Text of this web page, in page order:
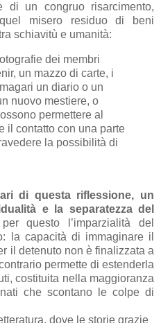
di un congruo risarcimento,
quel misero residuo di beni
schiavitù e umanità:
dei membri
un mazzo di carte, i
un diario o un
nuovo mestiere, o
permettere al
il contatto con una parte
la possibilità di
di questa riflessione, un
e la separatezza del
questo l’imparzialità del
la capacità di immaginare il
il detenuto non è finalizzata a
permette di estenderla
costituita nella maggioranza
che scontano le colpe di
dove le storie grazie